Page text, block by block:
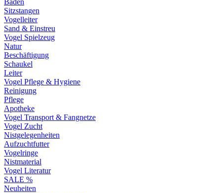
Baden
Sitzstangen
Vogelleiter
Sand & Einstreu
Vogel Spielzeug
Natur
Beschäftigung
Schaukel
Leiter
Vogel Pflege & Hygiene
Reinigung
Pflege
Apotheke
Vogel Transport & Fangnetze
Vogel Zucht
Nistgelegenheiten
Aufzuchtfutter
Vogelringe
Nistmaterial
Vogel Literatur
SALE %
Neuheiten